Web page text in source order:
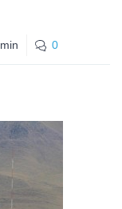
min 0